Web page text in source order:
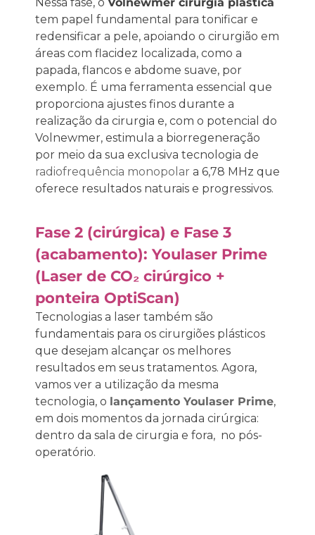
tem papel fundamental para tonificar e
redensificar a pele, apoiando o cirurgião em
áreas com flacidez localizada, como a
papada, flancos e abdome suave, por
exemplo. É uma ferramenta essencial que
proporciona ajustes finos durante a
realização da cirurgia e, com o potencial do
Volnewmer, estimula a biorregeneração
por meio da sua exclusiva tecnologia de
radiofrequência monopolar a 6,78 MHz que
oferece resultados naturais e progressivos.
Fase 2 (cirúrgica) e Fase 3
(acabamento): Youlaser Prime
(Laser de CO₂ cirúrgico +
ponteira OptiScan)
Tecnologias a laser também são
fundamentais para os cirurgiões plásticos
que desejam alcançar os melhores
resultados em seus tratamentos. Agora,
vamos ver a utilização da mesma
tecnologia, o lançamento Youlaser Prime,
em dois momentos da jornada cirúrgica:
dentro da sala de cirurgia e fora, no pós-
operatório.